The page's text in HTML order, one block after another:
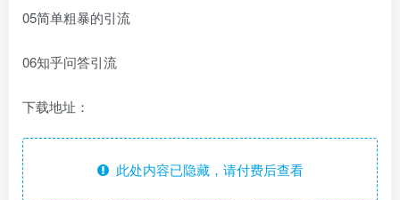
05简单粗暴的引流
06知乎问答引流
下载地址：
此处内容已隐藏，请付费后查看